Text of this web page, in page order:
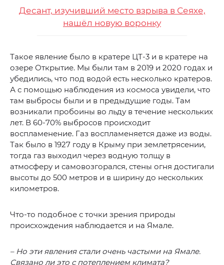
Десант, изучивший место взрыва в Сеяхе,
нашёл новую воронку
Такое явление было в кратере ЦТ-3 и в кратере на
озере Открытие. Мы были там в 2019 и 2020 годах и
убедились, что под водой есть несколько кратеров.
А с помощью наблюдения из космоса увидели, что
там выбросы были и в предыдущие годы. Там
возникали пробоины во льду в течение нескольких
лет. В 60-70% выбросов происходит
воспламенение. Газ воспламеняется даже из воды.
Так было в 1927 году в Крыму при землетрясении,
тогда газ выходил через водную толщу в
атмосферу и самовозгорался, стены огня достигали
высоты до 500 метров и в ширину до нескольких
километров.
Что-то подобное с точки зрения природы
происхождения наблюдается и на Ямале.
– Но эти явления стали очень частыми на Ямале.
Связано ли это с потеплением климата?